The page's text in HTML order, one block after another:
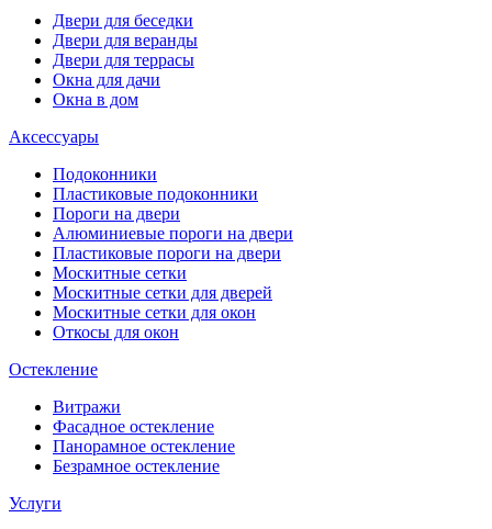
Двери для беседки
Двери для веранды
Двери для террасы
Окна для дачи
Окна в дом
Аксессуары
Подоконники
Пластиковые подоконники
Пороги на двери
Алюминиевые пороги на двери
Пластиковые пороги на двери
Москитные сетки
Москитные сетки для дверей
Москитные сетки для окон
Откосы для окон
Остекление
Витражи
Фасадное остекление
Панорамное остекление
Безрамное остекление
Услуги